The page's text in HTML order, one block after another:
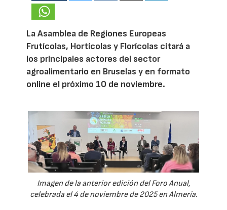
La Asamblea de Regiones Europeas
Frutícolas, Hortícolas y Florícolas citará a
los principales actores del sector
agroalimentario en Bruselas y en formato
online el próximo 10 de noviembre.
Imagen de la anterior edición del Foro Anual,
celebrada el 4 de noviembre de 2025 en Almería.